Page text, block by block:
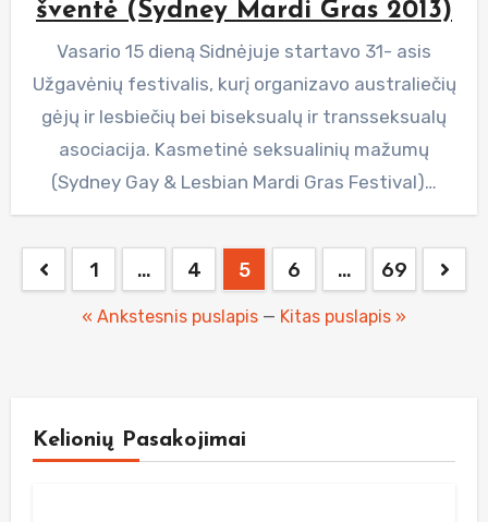
šventė (Sydney Mardi Gras 2013)
Vasario 15 dieną Sidnėjuje startavo 31- asis
Užgavėnių festivalis, kurį organizavo australiečių
gėjų ir lesbiečių bei biseksualų ir transseksualų
asociacija. Kasmetinė seksualinių mažumų
(Sydney Gay & Lesbian Mardi Gras Festival)…
Posts
pagination
1 … 4 5 6 … 69
« Ankstesnis puslapis — Kitas puslapis »
Kelionių Pasakojimai